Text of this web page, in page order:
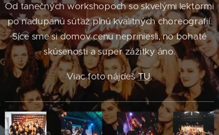
Od tanečných workshopoch so skvelými lektormi
po nadupanú súťaž plnú kvalitných choreografií.
Síce sme si domov cenu nepriniesli, no bohaté
skúsenosti a super zážitky áno.
Viac foto nájdešTU.